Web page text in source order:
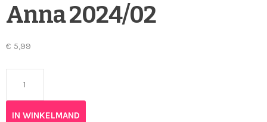
Anna 2024/02
€ 5,99
IN WINKELMAND